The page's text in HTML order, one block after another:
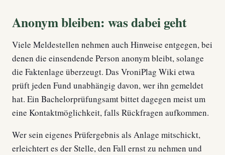
Anonym bleiben: was dabei geht
Viele Meldestellen nehmen auch Hinweise entgegen, bei
denen die einsendende Person anonym bleibt, solange
die Faktenlage überzeugt. Das VroniPlag Wiki etwa
prüft jeden Fund unabhängig davon, wer ihn gemeldet
hat. Ein Bachelorprüfungsamt bittet dagegen meist um
eine Kontaktmöglichkeit, falls Rückfragen aufkommen.
Wer sein eigenes Prüfergebnis als Anlage mitschickt,
erleichtert es der Stelle, den Fall ernst zu nehmen und